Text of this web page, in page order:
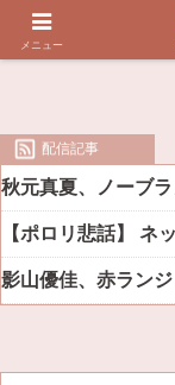
配信記事
メニュー